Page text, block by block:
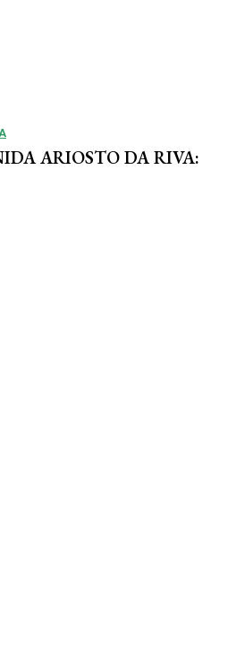
ARIOSTO DA RIVA: